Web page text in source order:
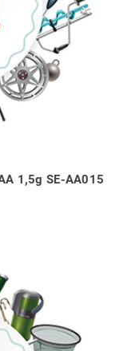
1,5g SE-AA015